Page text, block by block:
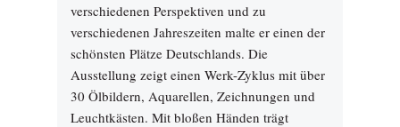
verschiedenen Perspektiven und zu
verschiedenen Jahreszeiten malte er einen der
schönsten Plätze Deutschlands. Die
Ausstellung zeigt einen Werk-Zyklus mit über
30 Ölbildern, Aquarellen, Zeichnungen und
Leuchtkästen. Mit bloßen Händen trägt